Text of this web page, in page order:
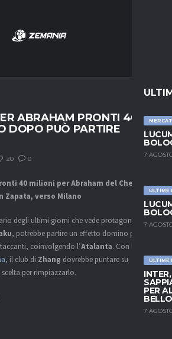
7
ULTIME
7
ULTIME
PER
7
ABRAHAM PRONTI 40
DOPO PUÒ PARTIRE
20 0
40 milioni per Abraham del Chelsea.
Zapata, verso Milano
degli ultimi giorni che vede protagonisti
, potrebbe partire un effetto domino per
coinvolgendo l’Atalanta. Con la
, il club di Zhang dovrebbe puntare su
per rimpiazzarlo.